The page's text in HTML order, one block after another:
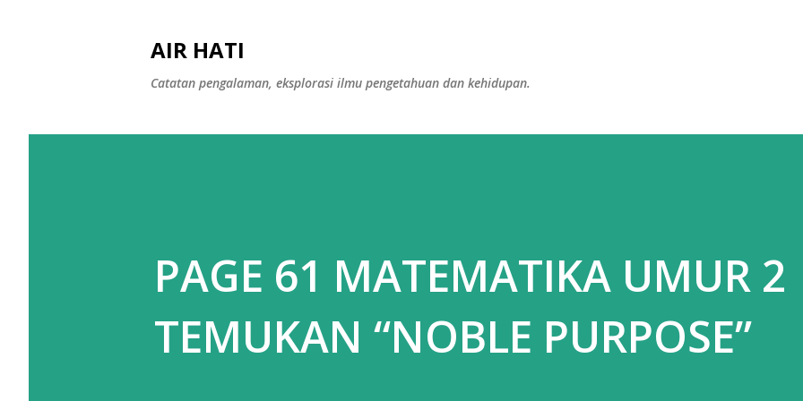
AIR HATI
Catatan pengalaman, eksplorasi ilmu pengetahuan dan kehidupan.
PAGE 61 MATEMATIKA UMUR 2
TEMUKAN “NOBLE PURPOSE”